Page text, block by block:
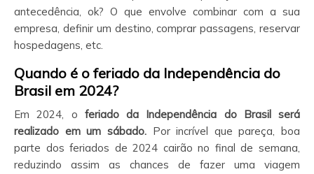
antecedência, ok? O que envolve combinar com a sua
empresa, definir um destino, comprar passagens, reservar
hospedagens, etc.
Quando é o feriado da Independência do
Brasil em 2024?
Em 2024, o feriado da Independência do Brasil será
realizado em um sábado.Por incrível que pareça, boa
parte dos feriados de 2024 cairão no final de semana,
reduzindo assim as chances de fazer uma viagem